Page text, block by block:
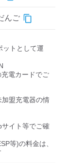
んご
ットとして運
電カードでご
加盟充電器の情
サイト等でご確
等)の料金は、